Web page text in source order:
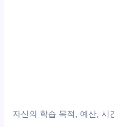
자신의 학습 목적, 예산, 시